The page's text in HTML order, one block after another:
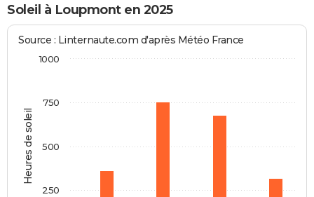
Soleil à Loupmont en 2025
Heures de soleil
Source : Linternaute.com d'après Météo France
250
500
750
1000